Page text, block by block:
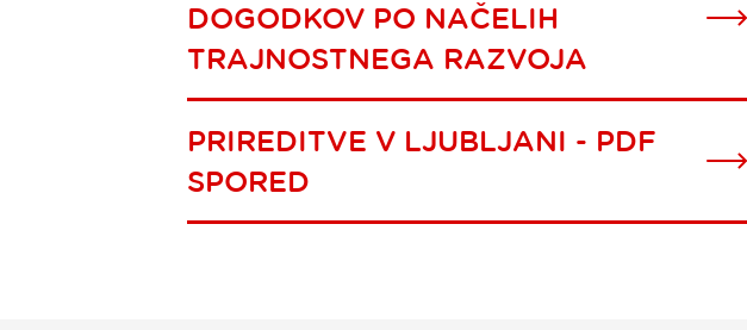
DOGODKOV PO NAČELIH
TRAJNOSTNEGA RAZVOJA
PRIREDITVE V LJUBLJANI - PDF
SPORED